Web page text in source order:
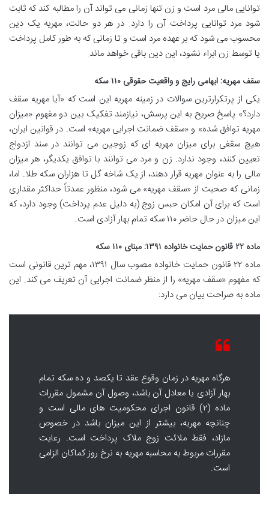
توانایی مالی مرد است و زن تنها زمانی می تواند آن را مطالبه کند که ثابت
شود مرد توانایی پرداخت آن را دارد. در هر دو حالت، مهریه یک دین
محسوب می شود که بر عهده مرد است و تا زمانی که به طور کامل پرداخت
یا توسط زن ابراء نشود، این دین باقی خواهد ماند.
سقف مهریه: ابهامی رایج و واقعیت حقوقی ۱۱۰ سکه
یکی از پرتکرارترین سوالات در زمینه مهریه این است که «آیا مهریه سقف
دارد؟» پاسخ صریح به این پرسش، نیازمند تفکیک بین دو مفهوم «میزان
مهریه توافق شده» و «سقف ضمانت اجرایی مهریه» است. در قوانین ایران،
هیچ سقفی برای میزان مهریه ای که زوجین می توانند در سند ازدواج
تعیین کنند، وجود ندارد. زن و مرد می توانند با توافق یکدیگر، هر میزان
مالی را به عنوان مهریه قرار دهند، از یک شاخه گل تا هزاران سکه طلا. اما،
زمانی که صحبت از «سقف مهریه» می شود، منظور عمدتاً حداکثر مقداری
است که برای آن امکان حبس زوج (به دلیل عدم پرداخت) وجود دارد، که
این میزان در حال حاضر ۱۱۰ سکه تمام بهار آزادی است.
ماده ۲۲ قانون حمایت خانواده ۱۳۹۱: مبنای ۱۱۰ سکه
ماده ۲۲ قانون حمایت خانواده مصوب سال ۱۳۹۱، مهم ترین قانونی است
که مفهوم «سقف مهریه» را از منظر ضمانت اجرایی آن تعریف می کند. این
ماده به صراحت بیان می دارد:
هرگاه مهریه در زمان وقوع عقد تا یکصد و ده سکه تمام
بهار آزادی یا معادل آن باشد، وصول آن مشمول مقررات
ماده (۲) قانون اجرای محکومیت های مالی است و
چنانچه مهریه، بیشتر از این میزان باشد در خصوص
مازاد، فقط ملائت زوج ملاک پرداخت است. رعایت
مقررات مربوط به محاسبه مهریه به نرخ روز کماکان الزامی
است.